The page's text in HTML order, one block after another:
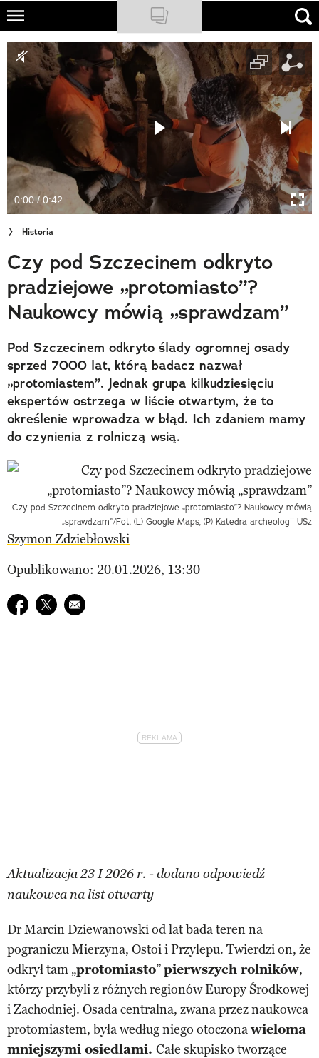
Skip
main
content
NATIONAL GEOGRAPHIC
TRAVELER
PODCASTY
Newsletter
Cuda Polski
Wielki Konkurs Fotograficzny
Trendbook Podróżniczy
Polecane
0:00 / 0:42
Historia
Czy pod Szczecinem odkryto
pradziejowe „protomiasto”?
Naukowcy mówią „sprawdzam”
Pod Szczecinem odkryto ślady ogromnej osady
sprzed 7000 lat, którą badacz nazwał
„protomiastem”. Jednak grupa kilkudziesięciu
ekspertów ostrzega w liście otwartym, że to
określenie wprowadza w błąd. Ich zdaniem mamy
do czynienia z rolniczą wsią.
Czy pod Szczecinem odkryto pradziejowe „protomiasto”? Naukowcy mówią
„sprawdzam”/Fot. (L) Google Maps, (P) Katedra archeologii USz
Szymon Zdziebłowski
Opublikowano: 20.01.2026, 13:30
Udostępnij na facebook
Udostępnij na twitter
E-mail do przyjaciela
Aktualizacja 23 I 2026 r. - dodano odpowiedź
naukowca na list otwarty
Dr Marcin Dziewanowski od lat bada teren na
pograniczu Mierzyna, Ostoi i Przylepu. Twierdzi on, że
odkrył tam „protomiasto”pierwszych rolników,
którzy przybyli z różnych regionów Europy Środkowej
i Zachodniej. Osada centralna, zwana przez naukowca
protomiastem, była według niego otoczonawieloma
mniejszymi osiedlami. Całe skupisko tworzące